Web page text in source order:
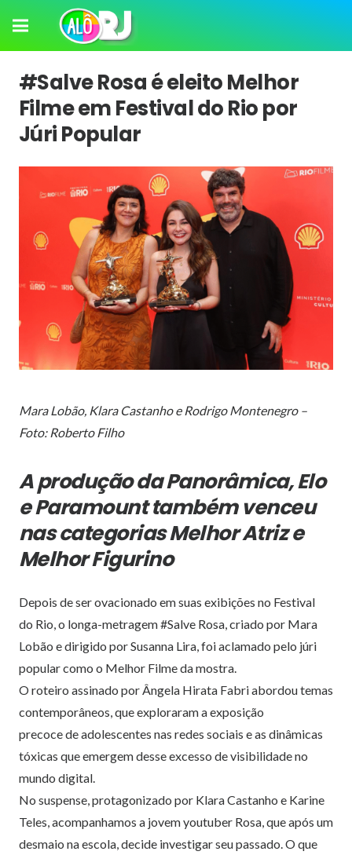
#Salve Rosa é eleito Melhor
Filme em Festival do Rio por
Júri Popular
Mara Lobão, Klara Castanho e Rodrigo Montenegro –
Foto: Roberto Filho
A produção da Panorâmica, Elo
e Paramount também venceu
nas categorias Melhor Atriz e
Melhor Figurino
Depois deser ovacionado em suas exibições no Festival
do Rio, o longa-metragem #Salve Rosa, criado por Mara
Lobão e dirigido por Susanna Lira, foi aclamado pelo júri
popular como o Melhor Filme da mostra.
O roteiro assinado por Ângela Hirata Fabri abordou temas
contemporâneos, que exploraram a exposição
precocedeadolescentes nas redes sociais e as dinâmicas
tóxicas que emergem desse excesso devisibilidade no
mundo digital.
No suspense, protagonizado por Klara Castanho e Karine
Teles, acompanhamos a jovem youtuber Rosa, que após um
desmaio na escola, decide investigar seu passado. O que